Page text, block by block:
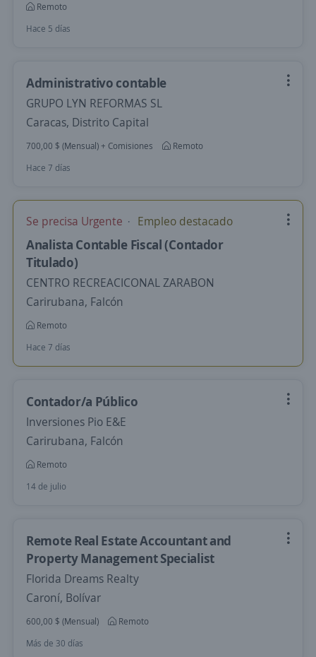
Remoto
Hace 5 días
Administrativo contable
GRUPO LYN REFORMAS SL
Caracas, Distrito Capital
700,00 $ (Mensual) + Comisiones
Remoto
Hace 7 días
Se precisa Urgente Empleo destacado
Analista Contable Fiscal (Contador
Titulado)
CENTRO RECREACICONAL ZARABON
Carirubana, Falcón
Remoto
Hace 7 días
Contador/a Público
Inversiones Pio E&E
Carirubana, Falcón
Remoto
14 de julio
Remote Real Estate Accountant and
Property Management Specialist
Florida Dreams Realty
Caroní, Bolívar
600,00 $ (Mensual)
Remoto
Más de 30 días